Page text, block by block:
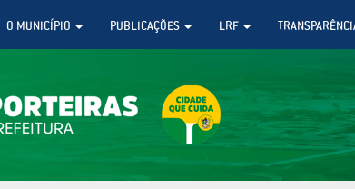
O MUNICÍPIO PUBLICAÇÕES LRF